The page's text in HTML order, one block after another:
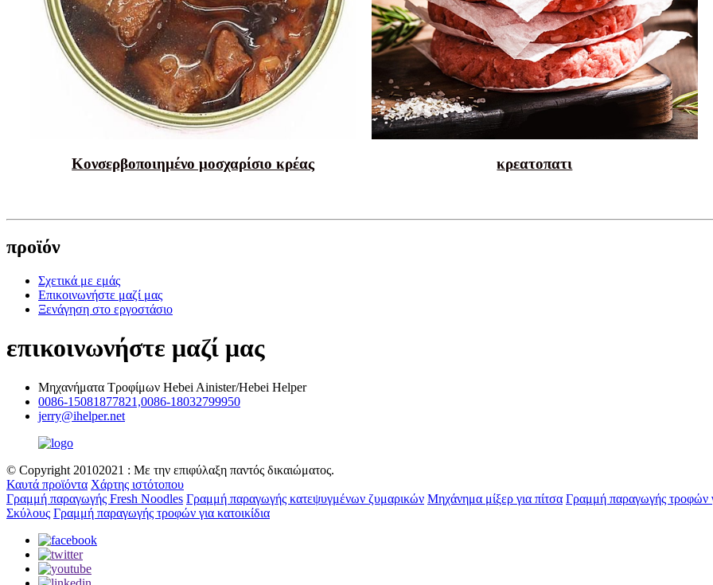
Κονσερβοποιημένο μοσχαρίσιο κρέας κρεατοπατι
προϊόν
Σχετικά με εμάς
Επικοινωνήστε μαζί μας
Ξενάγηση στο εργοστάσιο
επικοινωνήστε μαζί μας
Μηχανήματα Τροφίμων Hebei Ainister/Hebei Helper
0086-15081877821,0086-18032799950
jerry@ihelper.net
© Copyright 20102021 : Με την επιφύλαξη παντός δικαιώματος.
Καυτά προϊόντα Χάρτης ιστότοπου
Γραμμή παραγωγής Fresh Noodles Γραμμή παραγωγής κατεψυγμένων ζυμαρικών Μηχάνημα μίξερ για πίτσα Γραμμή παραγωγής τροφών
Σκύλους Γραμμή παραγωγής τροφών για κατοικίδια